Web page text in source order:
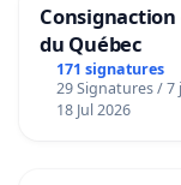
du Québec
171 signatures
29 Signatures / 7
18 Jul 2026